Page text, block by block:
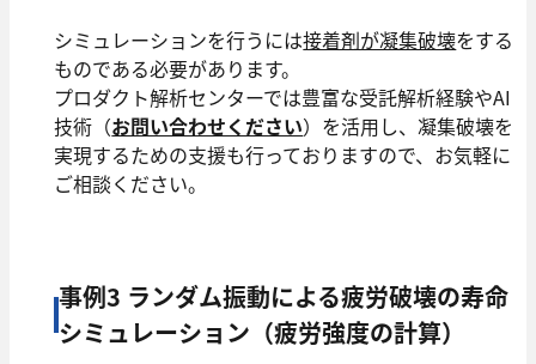
シミュレーションを⾏うには接着剤が凝集破壊をする
ものである必要があります。
プロダクト解析センターでは豊富な受託解析経験やAI
技術（お問い合わせください）を活⽤し、凝集破壊を
実現するための⽀援も⾏っておりますので、お気軽に
ご相談ください。
事例3 ランダム振動による疲労破壊の寿命
シミュレーション（疲労強度の計算）